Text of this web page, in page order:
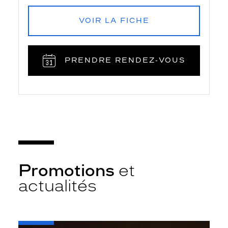
VOIR LA FICHE
PRENDRE RENDEZ‑VOUS
Promotions et
actualités
-